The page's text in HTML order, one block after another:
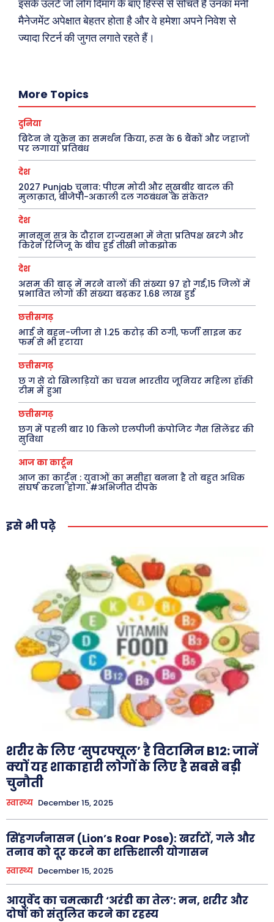
ख़बरें
छत्तीसगढ़
राजनीति
सरकारी योजना
फ़िल्मी दुनिया
खेल
पर्यटन
Tech
Laptops
Mobiles
स्वास्थ्य
क़ायदे क़ानून जानकारी
कैरियर और शिक्षा
पूरब विशेष
वो ख़्वाबों के दिन
मधुर वचन
धर्म व अध्यात्म
Real Estate
महिला जगत
About Us Privacy Policy
इसके उलटे जो लोग दिमाग के बाएं हिस्से से सोचते हैं उनका मनी
मैनेजमेंट अपेक्षात बेहतर होता है और वे हमेशा अपने निवेश से
ज्यादा रिटर्न की जुगत लगाते रहते हैं।
More Topics
दुनिया
ब्रिटेन ने यूक्रेन का समर्थन किया, रूस के 6 बैंकों और जहाजों
पर लगाया प्रतिबंध
देश
2027 Punjab चुनाव: पीएम मोदी और सुखबीर बादल की
मुलाक़ात, बीजेपी-अकाली दल गठबंधन के संकेत?
देश
मानसून सत्र के दौरान राज्यसभा में नेता प्रतिपक्ष खरगे और
किरेन रिजिजू के बीच हुई तीखी नोकझोक
देश
असम की बाढ़ में मरने वालों की संख्या 97 हो गई,15 जिलों में
प्रभावित लोगों की संख्या बढ़कर 1.68 लाख हुई
छत्तीसगढ़
भाई ने बहन-जीजा से 1.25 करोड़ की ठगी, फर्जी साइन कर
फर्म से भी हटाया
छत्तीसगढ़
छ ग से दो खिलाड़ियों का चयन भारतीय जूनियर महिला हॉकी
टीम में हुआ
छत्तीसगढ़
छग में पहली बार 10 किलो एलपीजी कंपोजिट गैस सिलेंडर की
सुविधा
आज का कार्टून
आज का कार्टून : युवाओं का मसीहा बनना है तो बहुत अधिक
संघर्ष करना होगा. #अभिजीत दीपके
इसे भी पढ़े
शरीर के लिए ‘सुपरफ्यूल’ है विटामिन B12: जानें
क्यों यह शाकाहारी लोगों के लिए है सबसे बड़ी
चुनौती
स्वास्थ्य December 15, 2025
सिंहगर्जनासन (Lion’s Roar Pose): खर्राटों, गले और
तनाव को दूर करने का शक्तिशाली योगासन
स्वास्थ्य December 15, 2025
आयुर्वेद का चमत्कारी ‘अरंडी का तेल’: मन, शरीर और
दोषों को संतुलित करने का रहस्य